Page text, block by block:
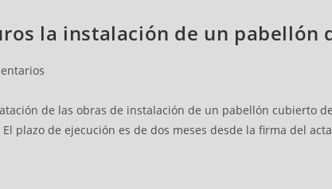
la instalación de un pabellón
de las obras de instalación de un pabellón cubierto
plazo de ejecución es de dos meses desde la firma del